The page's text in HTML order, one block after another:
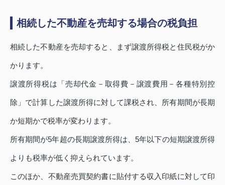
相続した不動産を売却する場合の税負担
相続した不動産を売却すると、まず譲渡所得税と住民税がか
かります。
譲渡所得税は「売却代金－取得費－譲渡費用－各種特別控
除」で計算した譲渡所得に対して課税され、所有期間が長期
か短期かで税率が変わります。
所有期間が5年超の長期譲渡所得は、5年以下の短期譲渡所得
よりも税率が低く抑えられています。
このほか、不動産売買契約書に貼付する収入印紙に対して印